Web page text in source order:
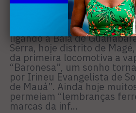
O Brasil fora dos trilhos
Neste ano comemoramos
de operação da primeira
ligando a Baia de
Serra, hoje distrito de
da primeira locomotiva a
“Baronesa”, um sonho
por Irineu Evangelista de
de Mauá”. Ainda hoje
permeiam “lembranças
marcas da inf...